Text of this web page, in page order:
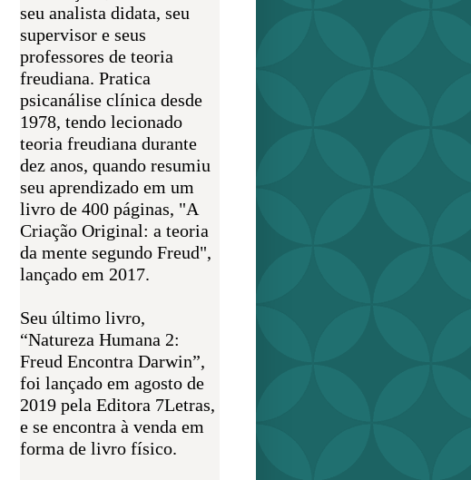
seu analista didata, seu
supervisor e seus
professores de teoria
freudiana. Pratica
psicanálise clínica desde
1978, tendo lecionado
teoria freudiana durante
dez anos, quando resumiu
seu aprendizado em um
livro de 400 páginas, "A
Criação Original: a teoria
da mente segundo Freud",
lançado em 2017.
Seu último livro,
“Natureza Humana 2:
Freud Encontra Darwin”,
foi lançado em agosto de
2019 pela Editora 7Letras,
e se encontra à venda em
forma de livro físico.